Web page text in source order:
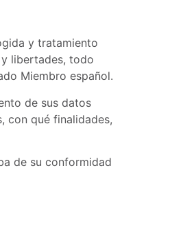
y tratamiento
libertades, todo
Miembro español.
de sus datos
con qué finalidades,
de su conformidad